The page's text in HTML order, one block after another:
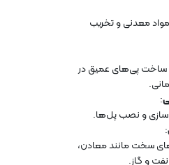
مواد معدنی و تخریب
ساخت پی‌های عمیق در
:
و نصب پل‌ها.
:
سخت مانند معادن،
و گاز.